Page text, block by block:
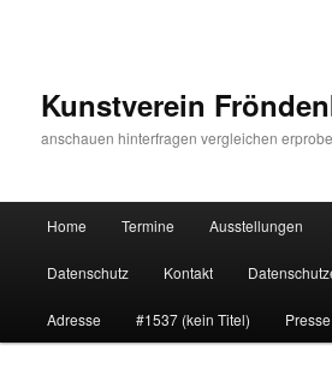
Kunstverein
anschauen hinterfragen vergleichen
Zum Inhalt wechseln
Zum sekundären Inhalt wechseln
Home Termine Ausstellungen
Datenschutz Kontakt
Adresse #1537 (kein Titel) Presse